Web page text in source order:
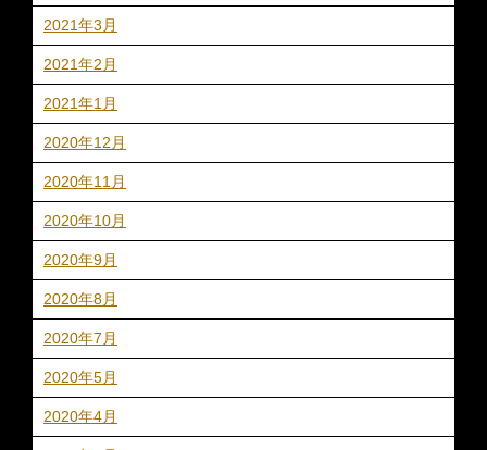
2021年3月
2021年2月
2021年1月
2020年12月
2020年11月
2020年10月
2020年9月
2020年8月
2020年7月
2020年5月
2020年4月